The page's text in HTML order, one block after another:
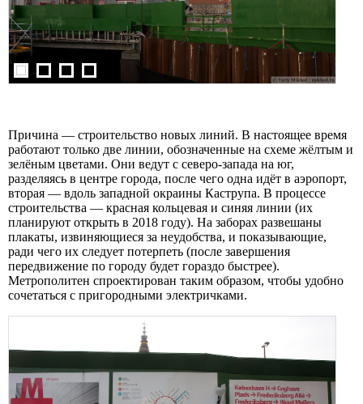
Причина — строительство новых линий. В настоящее время
работают только две линии, обозначенные на схеме жёлтым и
зелёным цветами. Они ведут с северо-запада на юг,
разделяясь в центре города, после чего одна идёт в аэропорт,
вторая — вдоль западной окраины Каструпа. В процессе
строительства — красная кольцевая и синяя линии (их
планируют открыть в 2018 году). На заборах развешаны
плакаты, извиняющиеся за неудобства, и показывающие,
ради чего их следует потерпеть (после завершения
передвижение по городу будет гораздо быстрее).
Метрополитен спроектирован таким образом, чтобы удобно
сочетаться с пригородными электричками.